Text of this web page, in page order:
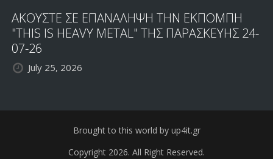
ΑΚΟΥΣΤΕ ΣΕ ΕΠΑΝΑΛΗΨΗ ΤΗΝ ΕΚΠΟΜΠΗ
"THIS IS HEAVY METAL" ΤΗΣ ΠΑΡΑΣΚΕΥΗΣ 24-
07-26
July 25, 2026
Brought to this world by up4it.gr
Copyright 2026. All Right Reserved.